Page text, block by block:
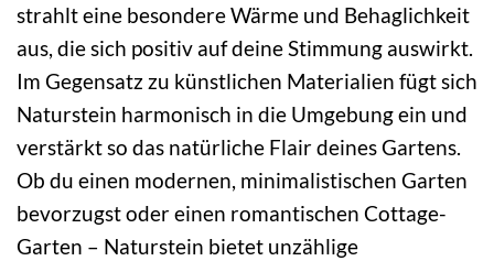
strahlt eine besondere Wärme und Behaglichkeit
aus, die sich positiv auf deine Stimmung auswirkt.
Im Gegensatz zu künstlichen Materialien fügt sich
Naturstein harmonisch in die Umgebung ein und
verstärkt so das natürliche Flair deines Gartens.
Ob du einen modernen, minimalistischen Garten
bevorzugst oder einen romantischen Cottage-
Garten – Naturstein bietet unzählige